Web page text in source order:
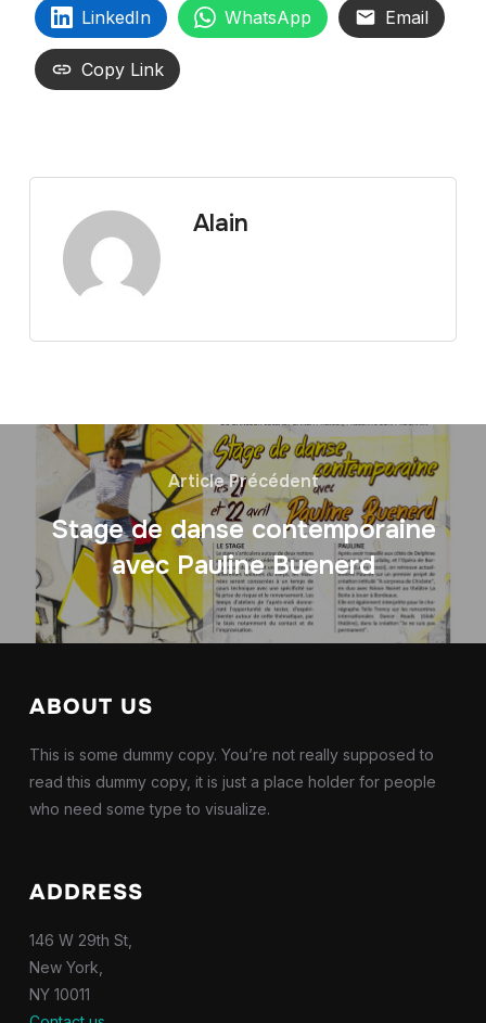
LinkedIn WhatsApp Email
Copy Link
Alain
Article Précédent
Stage de danse contemporaine
avec Pauline Buenerd
ABOUT US
This is some dummy copy. You’re not really supposed to
read this dummy copy, it is just a place holder for people
who need some type to visualize.
ADDRESS
146 W 29th St,
New York,
NY 10011